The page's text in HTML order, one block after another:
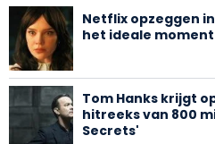
Netflix opzeggen
het ideale
Tom Hanks krijgt
hitreeks van 800
Secrets'